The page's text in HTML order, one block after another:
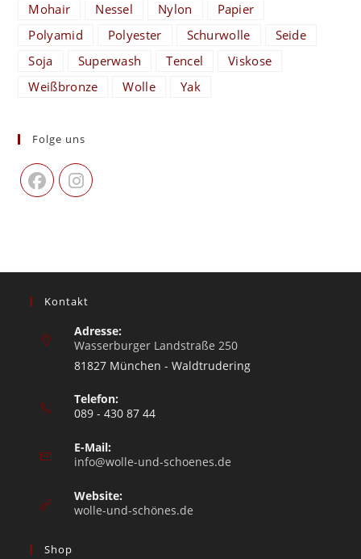
Mohair
Nessel Nylon
Papier
Polyamid
Polyester Schurwolle
Seide
Soja
Superwash Tencel
Viskose
Weißbronze
Wolle Yak
Folge uns
Kontakt
Adresse:
Wasserburger Landstraße 250
81827 München - Waldtrudering
Telefon:
089 - 430 87 44
E-Mail:
info@wolle-und-schoenes.de
Website:
wolle-und-schönes.de
Shop